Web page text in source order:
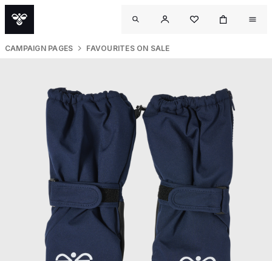
CAMPAIGN PAGES FAVOURITES ON SALE